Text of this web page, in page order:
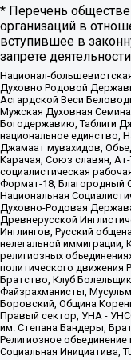
* Перечень
организаций в
вступившее в
запрете
Национал-
Духовно Родовой
Асгардской Веси
Мужская Духовная
Богодержавию, Таблиги
национальное единство,
Джамаат мувахидов,
Карачая, Союз славян,
социалистическая
Формат-18, Благородный
Национальная
Духовно-Родовая
Древнерусской
Инглингов, Русский
нелегальной
религиозных
политического движения
Братство, Клуб
Файзрахманисты,
Боровский, Община
Правый сектор, УНА -
им. Степана Бандеры,
Религиозное
Социальная Инициатива,